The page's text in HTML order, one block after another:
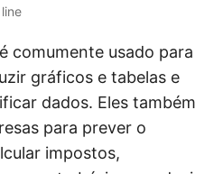
line
comumente usado para
gráficos e tabelas e
dados. Eles também
para prever o
impostos,